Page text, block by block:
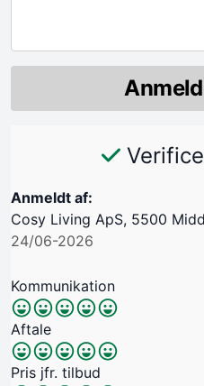
Anmeldt af:
Cosy Living ApS, 5500
24/06-2026
Kommunikation
Aftale
Pris jfr. tilbud